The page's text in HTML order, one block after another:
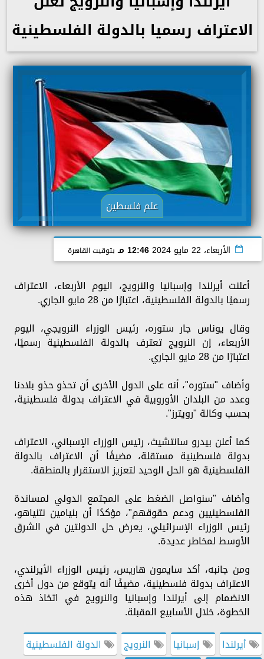
الاعتراف رسميا بالدولة الفلسطينية
علم فلسطين
الأربعاء، 22 مايو 2024 12:46 مـ بتوقيت القاهرة
أعلنت أيرلندا وإسبانيا والنرويج، اليوم الأربعاء، الاعتراف
رسميًا بالدولة الفلسطينية، اعتبارًا من 28 مايو الجاري.
وقال يوناس جار ستوره، رئيس الوزراء النرويجي، اليوم
الأربعاء، إن النرويج تعترف بالدولة الفلسطينية رسميًا،
اعتبارًا من 28 مايو الجاري.
وأضاف "ستوره"، أنه على الدول الأخرى أن تحذو حذو بلادنا
وعدد من البلدان الأوروبية في الاعتراف بدولة فلسطينية،
بحسب وكالة "رويترز".
كما أعلن بيدرو سانتشيث، رئيس الوزراء الإسباني، الاعتراف
بدولة فلسطينية مستقلة، مضيفًا أن الاعتراف بالدولة
الفلسطينية هو الحل الوحيد لتعزيز الاستقرار بالمنطقة.
وأضاف "سنواصل الضغط على المجتمع الدولي لمساندة
الفلسطينيين ودعم حقوقهم"، مؤكدًا أن بنيامين نتنياهو،
رئيس الوزراء الإسرائيلي، يعرض حل الدولتين في الشرق
الأوسط لمخاطر عديدة.
ومن جانبه، أكد سايمون هاريس، رئيس الوزراء الأيرلندي،
الاعتراف بدولة فلسطينية، مضيفًا أنه يتوقع من دول أخرى
الانضمام إلى أيرلندا وإسبانيا والنرويج في اتخاذ هذه
الخطوة، خلال الأسابيع المقبلة.
أيرلندا
إسبانيا النرويج
الدولة الفلسطينية